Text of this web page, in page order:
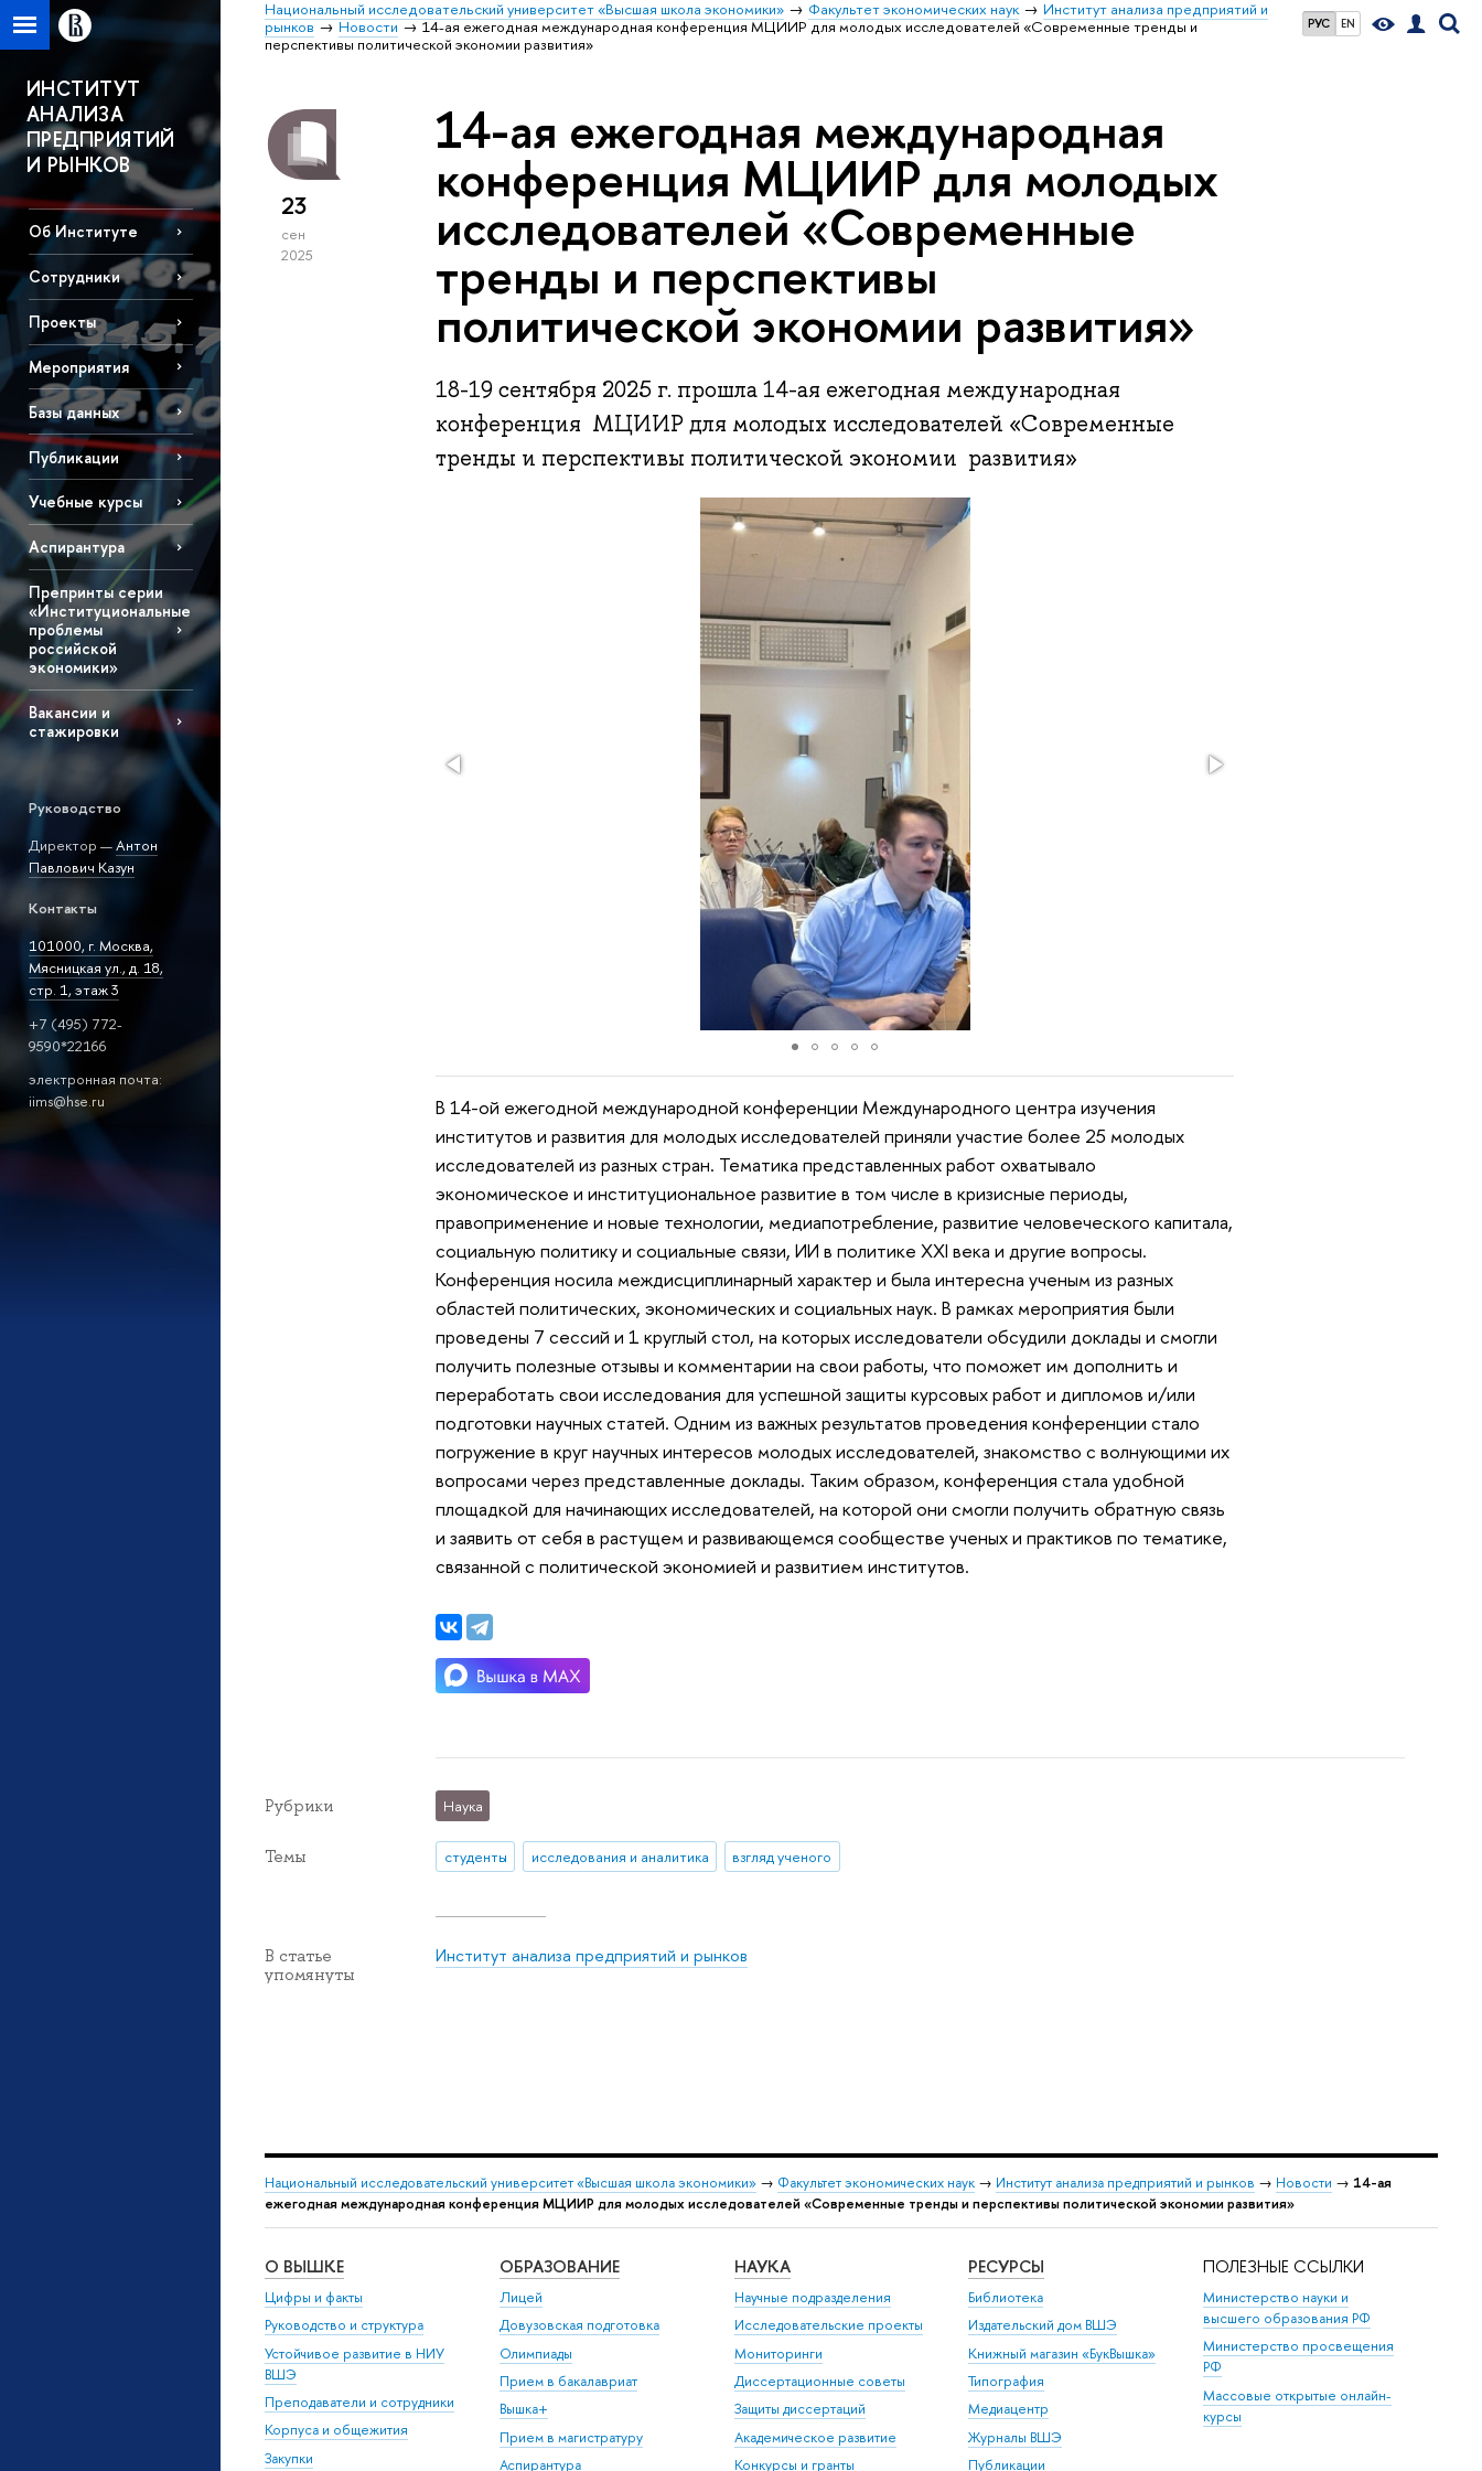
РУС EN
Национальный исследовательский университет «Высшая школа экономики» Факультет экономических наук
Институт анализа предприятий и
рынков
Новости
14-ая ежегодная международная конференция МЦИИР для молодых исследователей «Современные тренды и
перспективы политической экономии развития»
ИНСТИТУТ
АНАЛИЗА
ПРЕДПРИЯТИЙ
И РЫНКОВ
Об Институте
Сотрудники
Проекты
Мероприятия
Базы данных
Публикации
Учебные курсы
Аспирантура
Препринты серии
«Институциональные
проблемы
российской
экономики»
Вакансии и
стажировки
Руководство
Директор —Антон
Павлович Казун
Контакты
101000, г. Москва,
Мясницкая ул., д. 18,
стр. 1, этаж 3
+7 (495) 772-
9590*22166
электронная почта:
iims@hse.ru
23
сен
2025
14-ая ежегодная международная
конференция МЦИИР для молодых
исследователей «Современные
тренды и перспективы
политической экономии развития»
18-19 сентября 2025 г. прошла 14-ая ежегодная международная
конференция МЦИИР для молодых исследователей «Современные
тренды и перспективы политической экономии развития»
В 14-ой ежегодной международной конференции Международного центра изучения
институтов и развития для молодых исследователей приняли участие более 25 молодых
исследователей из разных стран. Тематика представленных работ охватывало
экономическое и институциональное развитие в том числе в кризисные периоды,
правоприменение и новые технологии, медиапотребление, развитие человеческого капитала,
социальную политику и социальные связи, ИИ в политике XXI века и другие вопросы.
Конференция носила междисциплинарный характер и была интересна ученым из разных
областей политических, экономических и социальных наук. В рамках мероприятия были
проведены 7 сессий и 1 круглый стол, на которых исследователи обсудили доклады и смогли
получить полезные отзывы и комментарии на свои работы, что поможет им дополнить и
переработать свои исследования для успешной защиты курсовых работ и дипломов и/или
подготовки научных статей. Одним из важных результатов проведения конференции стало
погружение в круг научных интересов молодых исследователей, знакомство с волнующими их
вопросами через представленные доклады. Таким образом, конференция стала удобной
площадкой для начинающих исследователей, на которой они смогли получить обратную связь
и заявить от себя в растущем и развивающемся сообществе ученых и практиков по тематике,
связанной с политической экономией и развитием институтов.
Рубрики Наука
Темы студенты исследования и аналитика взгляд ученого
В статье
упомянуты
Институт анализа предприятий и рынков
Национальный исследовательский университет «Высшая школа экономики» → Факультет экономических наук → Институт анализа предприятий и рынков → Новости → 14-ая
ежегодная международная конференция МЦИИР для молодых исследователей «Современные тренды и перспективы политической экономии развития»
О ВЫШКЕ
Цифры и факты
Руководство и структура
Устойчивое развитие в НИУ
ВШЭ
Преподаватели и сотрудники
Корпуса и общежития
Закупки
ОБРАЗОВАНИЕ
Лицей
Довузовская подготовка
Олимпиады
Прием в бакалавриат
Вышка+
Прием в магистратуру
Аспирантура
НАУКА
Научные подразделения
Исследовательские проекты
Мониторинги
Диссертационные советы
Защиты диссертаций
Академическое развитие
Конкурсы и гранты
РЕСУРСЫ
Библиотека
Издательский дом ВШЭ
Книжный магазин «БукВышка»
Типография
Медиацентр
Журналы ВШЭ
Публикации
ПОЛЕЗНЫЕ ССЫЛКИ
Министерство науки и
высшего образования РФ
Министерство просвещения
РФ
Массовые открытые онлайн-
курсы